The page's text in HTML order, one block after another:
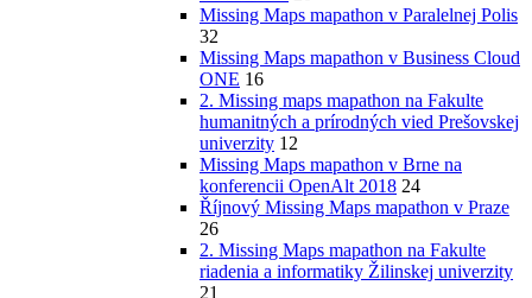
Missing Maps mapathon v Paralelnej Polis
32
Missing Maps mapathon v Business Cloud
ONE 16
2. Missing maps mapathon na Fakulte
humanitných a prírodných vied Prešovskej
univerzity 12
Missing Maps mapathon v Brne na
konferencii OpenAlt 2018 24
Říjnový Missing Maps mapathon v Praze
26
2. Missing Maps mapathon na Fakulte
riadenia a informatiky Žilinskej univerzity
21